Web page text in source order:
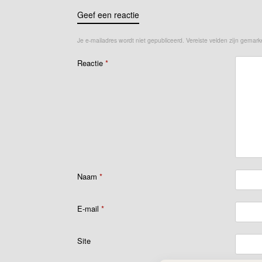
Geef een reactie
Je e-mailadres wordt niet gepubliceerd. Vereiste velden zijn
Reactie *
Naam *
E-mail *
Site